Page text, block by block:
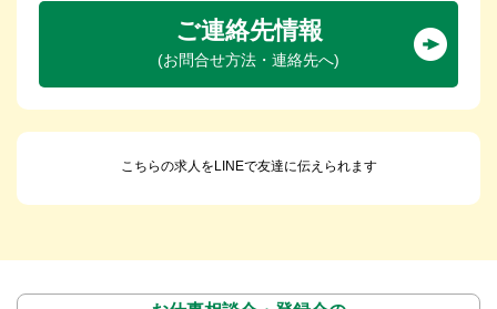
ご連絡先情報
(お問合せ方法・連絡先へ)
こちらの求人をLINEで友達に伝えられます